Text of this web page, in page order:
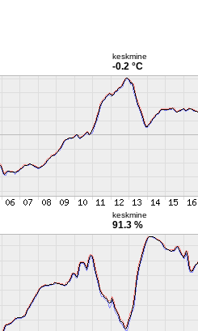
keskmine
-0.2 °C
keskmine
91.3 %